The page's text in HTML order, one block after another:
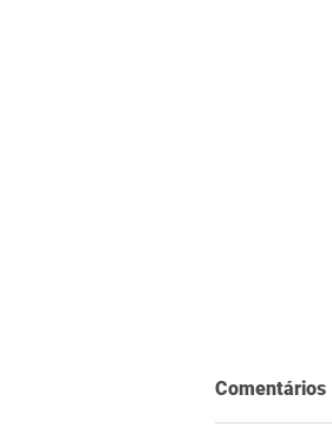
Comentários